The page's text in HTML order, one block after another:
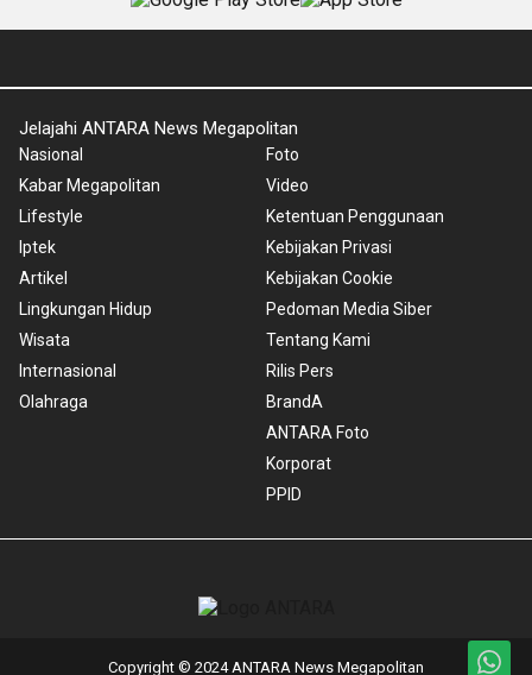
Jelajahi ANTARA News Megapolitan
Nasional
Kabar Megapolitan
Lifestyle
Iptek
Artikel
Lingkungan Hidup
Wisata
Internasional
Olahraga
Foto
Video
Ketentuan Penggunaan
Kebijakan Privasi
Kebijakan Cookie
Pedoman Media Siber
Tentang Kami
Rilis Pers
BrandA
ANTARA Foto
Korporat
PPID
Copyright © 2024 ANTARA News Megapolitan